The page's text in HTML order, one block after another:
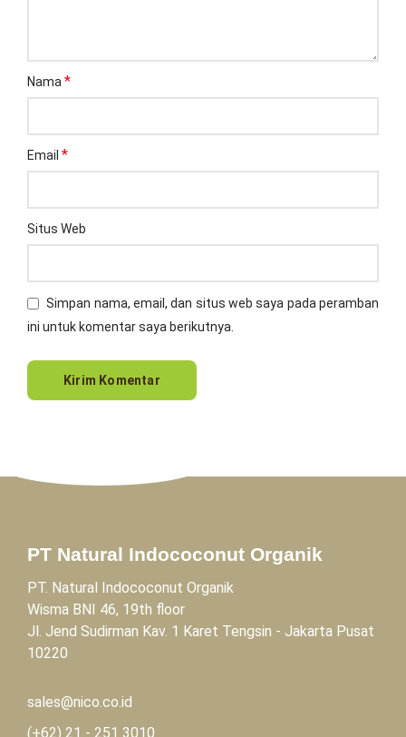
Nama *
Email *
Situs Web
Simpan nama, email, dan situs web saya pada peramban
ini untuk komentar saya berikutnya.
PT Natural Indococonut Organik
PT. Natural Indococonut Organik
Wisma BNI 46, 19th floor
Jl. Jend Sudirman Kav. 1 Karet Tengsin - Jakarta Pusat
10220
sales@nico.co.id
(+62) 21 - 251 3010